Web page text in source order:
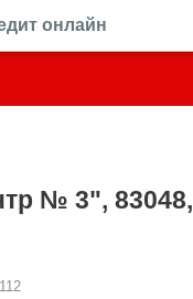
онлайн
№ 3", 83048,